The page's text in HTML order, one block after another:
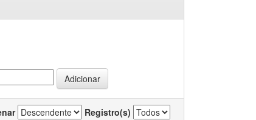
Registro(s)